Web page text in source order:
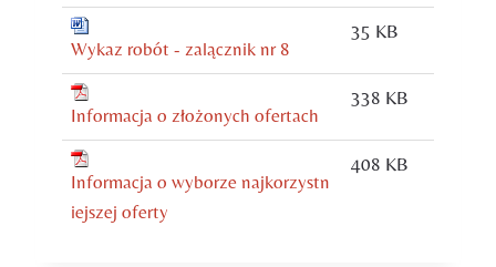
Wykaz robót - zalącznik nr 8
35 KB
Informacja o złożonych ofertach
338 KB
Informacja o wyborze najkorzystn
iejszej oferty
408 KB